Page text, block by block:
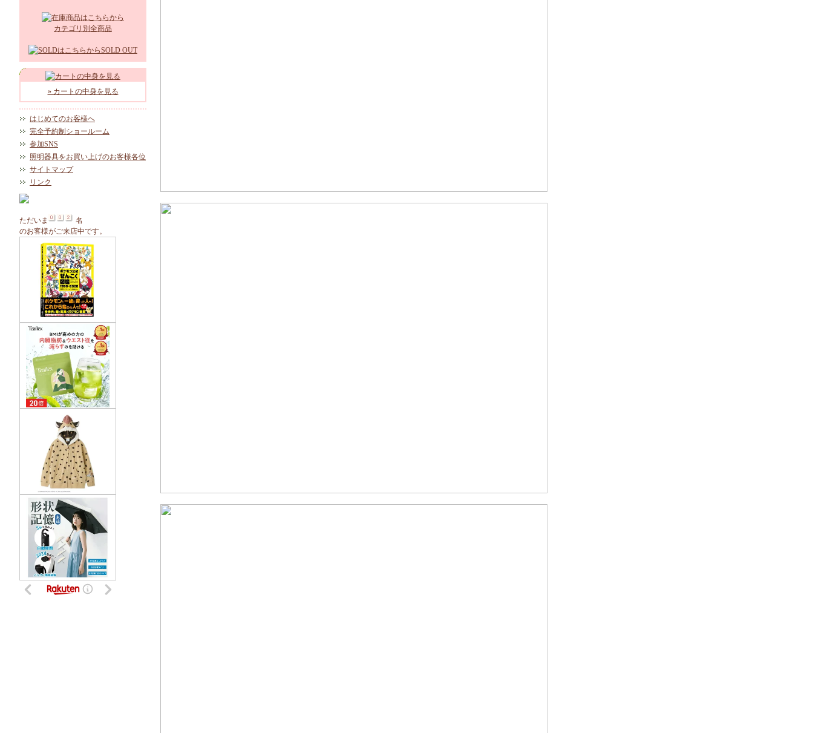
カテゴリ別全商品
SOLD OUT
» カートの中身を見る
はじめてのお客様へ
完全予約制ショールーム
参加SNS
照明器具をお買い上げのお客様各位
サイトマップ
リンク
ただいま
名
のお客様がご来店中です。